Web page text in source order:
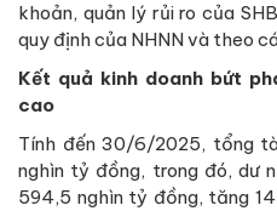
khoản, quản lý rủi ro của
quy định của NHNN và theo
Kết quả kinh doanh bứt
cao
Tính đến 30/6/2025, tổng
nghìn tỷ đồng, trong đó, dư
594,5 nghìn tỷ đồng, tăng